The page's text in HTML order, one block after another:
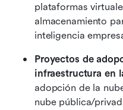
plataformas
almacenamiento
inteligencia
Proyectos de
infraestructura en
adopción de la
nube pública/